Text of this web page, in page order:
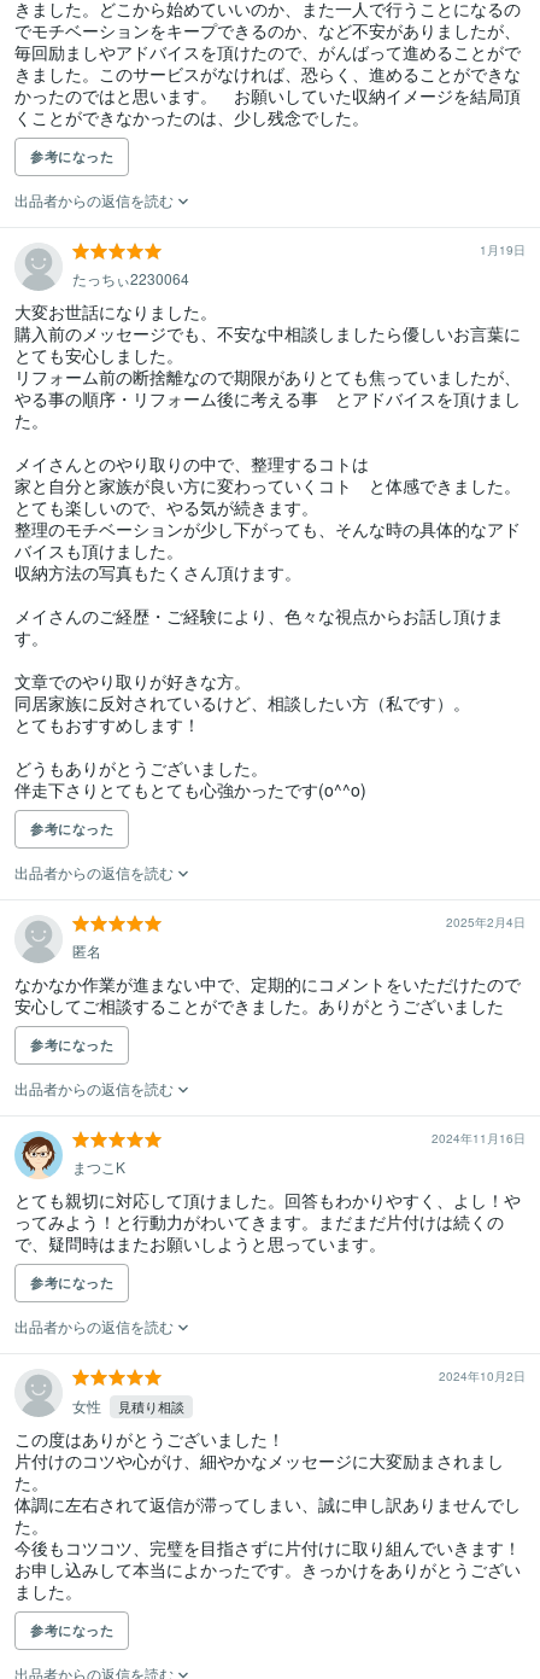
きました。どこから始めていいのか、また一人で行うことになるの
でモチベーションをキープできるのか、など不安がありましたが、
毎回励ましやアドバイスを頂けたので、がんばって進めることがで
きました。このサービスがなければ、恐らく、進めることができな
かったのではと思います。　お願いしていた収納イメージを結局頂
くことができなかったのは、少し残念でした。
参考になった
出品者からの返信を読む
1月19日
たっちぃ2230064
大変お世話になりました。
購入前のメッセージでも、不安な中相談しましたら優しいお言葉に
とても安心しました。
リフォーム前の断捨離なので期限がありとても焦っていましたが、
やる事の順序・リフォーム後に考える事　とアドバイスを頂けまし
た。
メイさんとのやり取りの中で、整理するコトは
家と自分と家族が良い方に変わっていくコト　と体感できました。
とても楽しいので、やる気が続きます。
整理のモチベーションが少し下がっても、そんな時の具体的なアド
バイスも頂けました。
収納方法の写真もたくさん頂けます。
メイさんのご経歴・ご経験により、色々な視点からお話し頂けま
す。
文章でのやり取りが好きな方。
同居家族に反対されているけど、相談したい方（私です）。
とてもおすすめします！
どうもありがとうございました。
伴走下さりとてもとても心強かったです(o^^o)
参考になった
出品者からの返信を読む
2025年2月4日
匿名
なかなか作業が進まない中で、定期的にコメントをいただけたので
安心してご相談することができました。ありがとうございました
参考になった
出品者からの返信を読む
2024年11月16日
まつこK
とても親切に対応して頂けました。回答もわかりやすく、よし！や
ってみよう！と行動力がわいてきます。まだまだ片付けは続くの
で、疑問時はまたお願いしようと思っています。
参考になった
出品者からの返信を読む
2024年10月2日
女性 見積り相談
この度はありがとうございました！
片付けのコツや心がけ、細やかなメッセージに大変励まされまし
た。
体調に左右されて返信が滞ってしまい、誠に申し訳ありませんでし
た。
今後もコツコツ、完璧を目指さずに片付けに取り組んでいきます！
お申し込みして本当によかったです。きっかけをありがとうござい
ました。
参考になった
出品者からの返信を読む